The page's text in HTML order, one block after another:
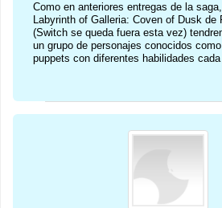
Como en anteriores entregas de la
Labyrinth of Galleria: Coven of Dusk de
(Switch se queda fuera esta vez)
un grupo de personajes conocidos
puppets con diferentes habilidades